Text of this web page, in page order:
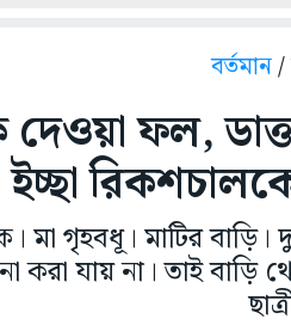
বর্তমান/
ফল,
ইচ্ছা
মা গৃহবধূ। মাটির বাড়ি।
করা যায় না। তাই বাড়ি